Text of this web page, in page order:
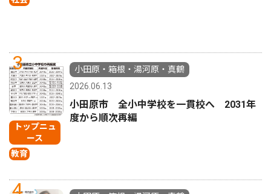
3
トップニュ
ース
教育
小田原・箱根・湯河原・真鶴
2026.06.13
小田原市 全小中学校を一貫校へ 2031年
度から順次再編